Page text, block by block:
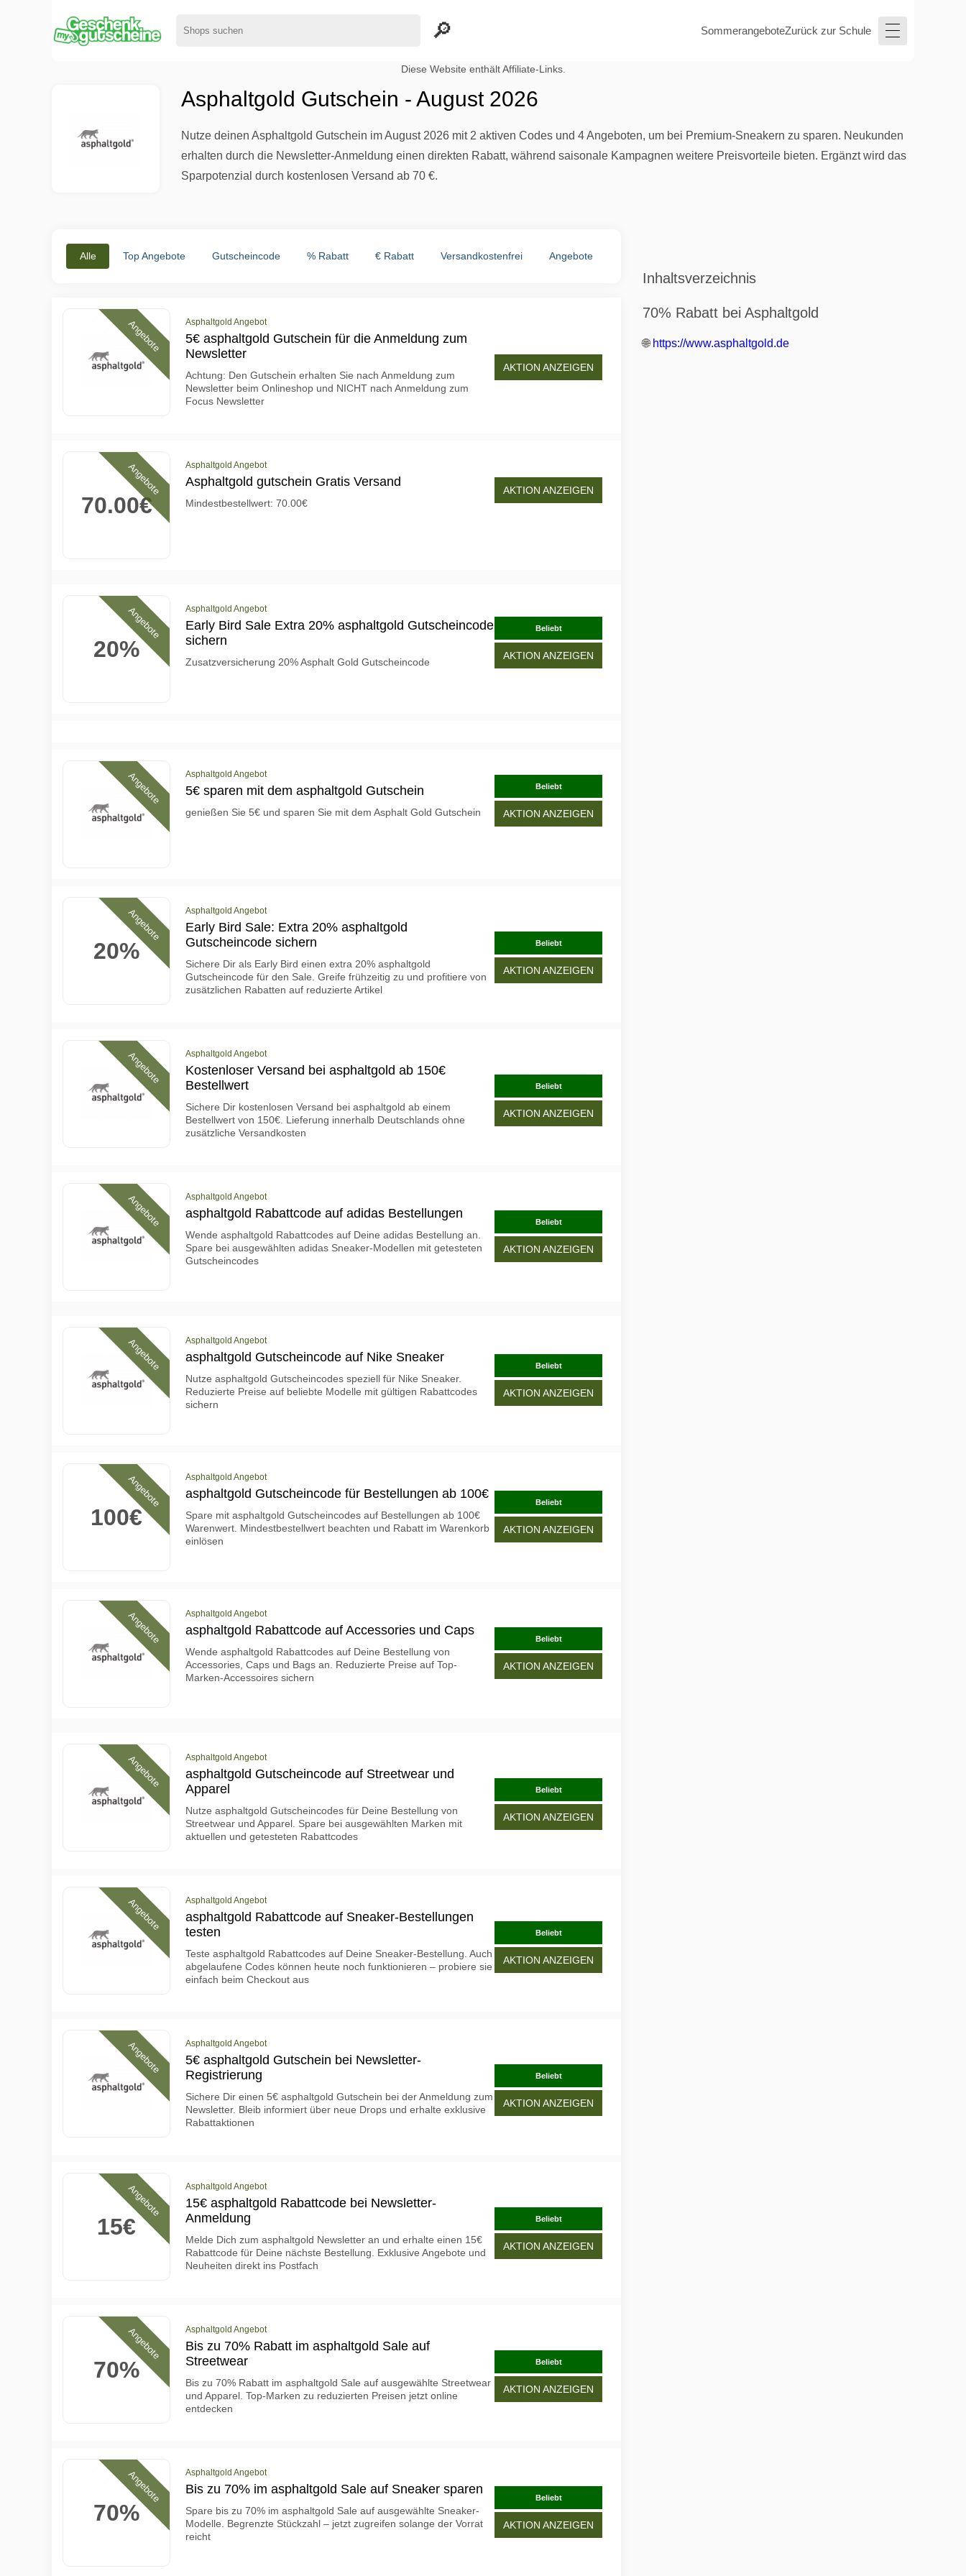
SommerangeboteZurück zur Schule
Diese Website enthält Affiliate-Links.
Asphaltgold Gutschein - August 2026
Nutze deinen Asphaltgold Gutschein im August 2026 mit 2 aktiven Codes und 4 Angeboten, um bei Premium-Sneakern zu sparen. Neukunden
erhalten durch die Newsletter-Anmeldung einen direkten Rabatt, während saisonale Kampagnen weitere Preisvorteile bieten. Ergänzt wird das
Sparpotenzial durch kostenlosen Versand ab 70 €.
Alle Top Angebote Gutscheincode % Rabatt € Rabatt Versandkostenfrei Angebote
Angebote Asphaltgold Angebot
5€ asphaltgold Gutschein für die Anmeldung zum
Newsletter
Achtung: Den Gutschein erhalten Sie nach Anmeldung zum
Newsletter beim Onlineshop und NICHT nach Anmeldung zum
Focus Newsletter
AKTION ANZEIGEN
70.00€
Angebote Asphaltgold Angebot
Asphaltgold gutschein Gratis Versand
Mindestbestellwert: 70.00€
AKTION ANZEIGEN
20%
Angebote Asphaltgold Angebot
Early Bird Sale Extra 20% asphaltgold Gutscheincode
sichern
Zusatzversicherung 20% Asphalt Gold Gutscheincode
Beliebt
AKTION ANZEIGEN
Angebote Asphaltgold Angebot
5€ sparen mit dem asphaltgold Gutschein
genießen Sie 5€ und sparen Sie mit dem Asphalt Gold Gutschein
Beliebt
AKTION ANZEIGEN
20%
Angebote Asphaltgold Angebot
Early Bird Sale: Extra 20% asphaltgold
Gutscheincode sichern
Sichere Dir als Early Bird einen extra 20% asphaltgold
Gutscheincode für den Sale. Greife frühzeitig zu und profitiere von
zusätzlichen Rabatten auf reduzierte Artikel
Beliebt
AKTION ANZEIGEN
Angebote Asphaltgold Angebot
Kostenloser Versand bei asphaltgold ab 150€
Bestellwert
Sichere Dir kostenlosen Versand bei asphaltgold ab einem
Bestellwert von 150€. Lieferung innerhalb Deutschlands ohne
zusätzliche Versandkosten
Beliebt
AKTION ANZEIGEN
Angebote Asphaltgold Angebot
asphaltgold Rabattcode auf adidas Bestellungen
Wende asphaltgold Rabattcodes auf Deine adidas Bestellung an.
Spare bei ausgewählten adidas Sneaker-Modellen mit getesteten
Gutscheincodes
Beliebt
AKTION ANZEIGEN
Angebote Asphaltgold Angebot
asphaltgold Gutscheincode auf Nike Sneaker
Nutze asphaltgold Gutscheincodes speziell für Nike Sneaker.
Reduzierte Preise auf beliebte Modelle mit gültigen Rabattcodes
sichern
Beliebt
AKTION ANZEIGEN
100€
Angebote Asphaltgold Angebot
asphaltgold Gutscheincode für Bestellungen ab 100€
Spare mit asphaltgold Gutscheincodes auf Bestellungen ab 100€
Warenwert. Mindestbestellwert beachten und Rabatt im Warenkorb
einlösen
Beliebt
AKTION ANZEIGEN
Angebote Asphaltgold Angebot
asphaltgold Rabattcode auf Accessories und Caps
Wende asphaltgold Rabattcodes auf Deine Bestellung von
Accessories, Caps und Bags an. Reduzierte Preise auf Top-
Marken-Accessoires sichern
Beliebt
AKTION ANZEIGEN
Angebote Asphaltgold Angebot
asphaltgold Gutscheincode auf Streetwear und
Apparel
Nutze asphaltgold Gutscheincodes für Deine Bestellung von
Streetwear und Apparel. Spare bei ausgewählten Marken mit
aktuellen und getesteten Rabattcodes
Beliebt
AKTION ANZEIGEN
Angebote Asphaltgold Angebot
asphaltgold Rabattcode auf Sneaker-Bestellungen
testen
Teste asphaltgold Rabattcodes auf Deine Sneaker-Bestellung. Auch
abgelaufene Codes können heute noch funktionieren – probiere sie
einfach beim Checkout aus
Beliebt
AKTION ANZEIGEN
Angebote Asphaltgold Angebot
5€ asphaltgold Gutschein bei Newsletter-
Registrierung
Sichere Dir einen 5€ asphaltgold Gutschein bei der Anmeldung zum
Newsletter. Bleib informiert über neue Drops und erhalte exklusive
Rabattaktionen
Beliebt
AKTION ANZEIGEN
15€
Angebote Asphaltgold Angebot
15€ asphaltgold Rabattcode bei Newsletter-
Anmeldung
Melde Dich zum asphaltgold Newsletter an und erhalte einen 15€
Rabattcode für Deine nächste Bestellung. Exklusive Angebote und
Neuheiten direkt ins Postfach
Beliebt
AKTION ANZEIGEN
70%
Angebote Asphaltgold Angebot
Bis zu 70% Rabatt im asphaltgold Sale auf
Streetwear
Bis zu 70% Rabatt im asphaltgold Sale auf ausgewählte Streetwear
und Apparel. Top-Marken zu reduzierten Preisen jetzt online
entdecken
Beliebt
AKTION ANZEIGEN
70%
Angebote Asphaltgold Angebot
Bis zu 70% im asphaltgold Sale auf Sneaker sparen
Spare bis zu 70% im asphaltgold Sale auf ausgewählte Sneaker-
Modelle. Begrenzte Stückzahl – jetzt zugreifen solange der Vorrat
reicht
Beliebt
AKTION ANZEIGEN
Inhaltsverzeichnis
70% Rabatt bei Asphaltgold
🌐 https://www.asphaltgold.de